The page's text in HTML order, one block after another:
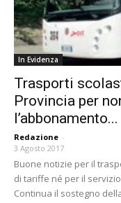
In Evidenza
Trasporti
Provincia per
l’abbonamento...
Redazione -
3 Agosto 2017
Buone notizie per il
di tariffe né per il
Continua il sostegno